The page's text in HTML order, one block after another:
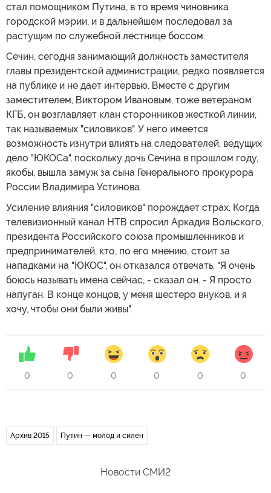
стал помощником Путина, в то время чиновника
городской мэрии, и в дальнейшем последовал за
растущим по служебной лестнице боссом.
Сечин, сегодня занимающий должность заместителя
главы президентской администрации, редко появляется
на публике и не дает интервью. Вместе с другим
заместителем, Виктором Ивановым, тоже ветераном
КГБ, он возглавляет клан сторонников жесткой линии,
так называемых "силовиков". У него имеется
возможность изнутри влиять на следователей, ведущих
дело "ЮКОСа", поскольку дочь Сечина в прошлом году,
якобы, вышла замуж за сына Генерального прокурора
России Владимира Устинова.
Усиление влияния "силовиков" порождает страх. Когда
телевизионный канал НТВ спросил Аркадия Вольского,
президента Российского союза промышленников и
предпринимателей, кто, по его мнению, стоит за
нападками на "ЮКОС", он отказался отвечать. "Я очень
боюсь называть имена сейчас, - сказал он. - Я просто
напуган. В конце концов, у меня шестеро внуков, и я
хочу, чтобы они были живы".
0 0 0 0 0 0
Архив 2015 Путин — молод и силен
Новости СМИ2